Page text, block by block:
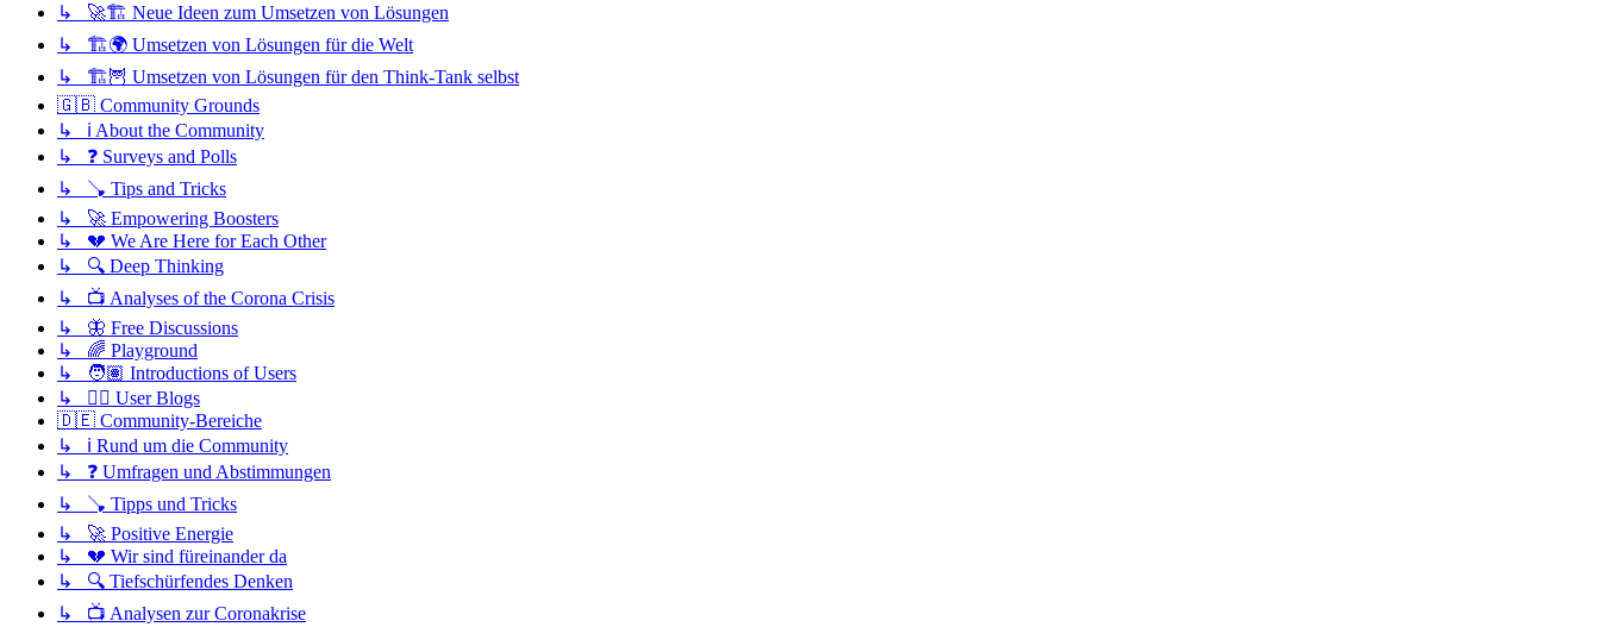
↳ 🚀🏗️ Neue Ideen zum Umsetzen von Lösungen
↳ 🏗️🌍 Umsetzen von Lösungen für die Welt
↳ 🏗️🦉 Umsetzen von Lösungen für den Think-Tank selbst
🇬🇧 Community Grounds
↳ ℹ️ About the Community
↳ ❓ Surveys and Polls
↳ 🪠 Tips and Tricks
↳ 🚀 Empowering Boosters
↳ 💔 We Are Here for Each Other
↳ 🔍 Deep Thinking
↳ 📺 Analyses of the Corona Crisis
↳ 🦋 Free Discussions
↳ 🌈 Playground
↳ 🧑🏽 Introductions of Users
↳ ✍🏽 User Blogs
🇩🇪 Community-Bereiche
↳ ℹ️ Rund um die Community
↳ ❓ Umfragen und Abstimmungen
↳ 🪠 Tipps und Tricks
↳ 🚀 Positive Energie
↳ 💔 Wir sind füreinander da
↳ 🔍 Tiefschürfendes Denken
↳ 📺 Analysen zur Coronakrise